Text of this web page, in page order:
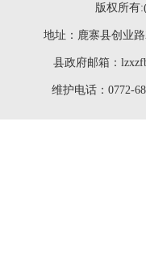
版权所有
地址：鹿寨县创业
县政府邮箱：
维护电话：0772-